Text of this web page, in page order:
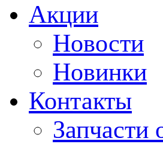
Акции
Новости
Новинки
Контакты
Запчасти